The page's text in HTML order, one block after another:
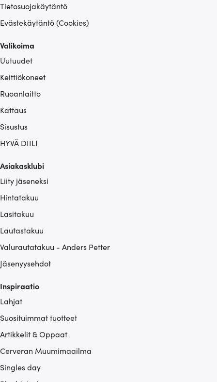
Tietosuojakäytäntö
Evästekäytäntö (Cookies)
Valikoima
Uutuudet
Keittiökoneet
Ruoanlaitto
Kattaus
Sisustus
HYVÄ DIILI
Asiakasklubi
Liity jäseneksi
Hintatakuu
Lasitakuu
Lautastakuu
Valurautatakuu - Anders Petter
Jäsenyysehdot
Inspiraatio
Lahjat
Suosituimmat tuotteet
Artikkelit & Oppaat
Cerveran Muumimaailma
Singles day